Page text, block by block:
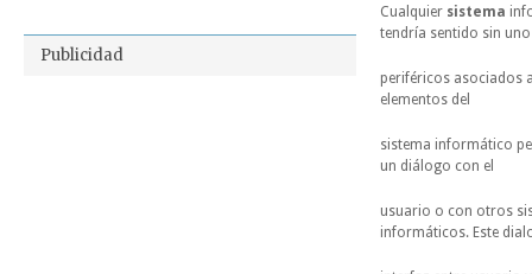
Cualquier sistema
tendría sentido sin
periféricos asociados
elementos del
sistema informático
un diálogo con el
usuario o con otros
informáticos. Este
Publicidad